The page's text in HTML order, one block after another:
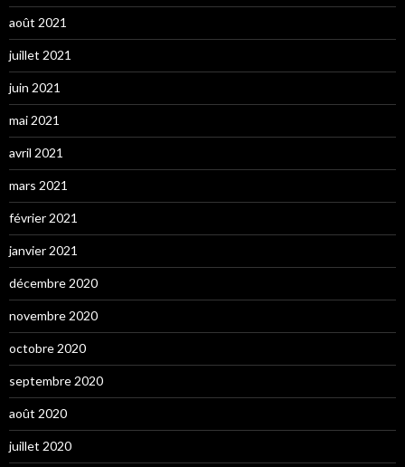
août 2021
juillet 2021
juin 2021
mai 2021
avril 2021
mars 2021
février 2021
janvier 2021
décembre 2020
novembre 2020
octobre 2020
septembre 2020
août 2020
juillet 2020